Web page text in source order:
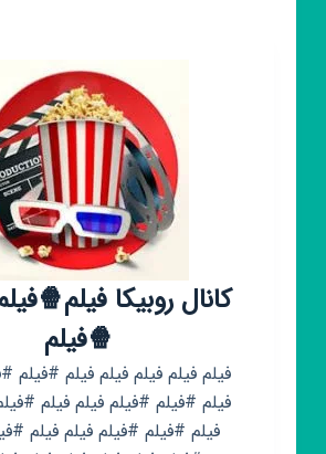
کانال روبیکا
🍿فیلم
فیلم فیلم فیلم فیلم فیلم #فیلم
فیلم #فیلم #فیلم فیلم فیلم
فیلم #فیلم #فیلم فیلم فیلم